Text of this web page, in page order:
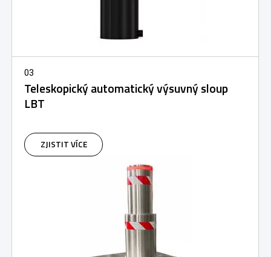
03
Teleskopický automatický výsuvný sloup
LBT
ZJISTIT VÍCE